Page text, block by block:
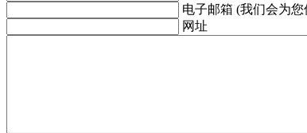
电子邮箱 (我们会为
网址